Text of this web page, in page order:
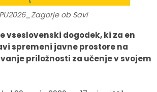
PU2026_Zagorje ob Savi
vseslovenski dogodek, ki za en
spremeni javne prostore na
priložnosti za učenje v svojem
in redarstvo